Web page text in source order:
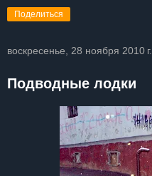
Поделиться
воскресенье, 28 ноября 2010 г.
Подводные лодки